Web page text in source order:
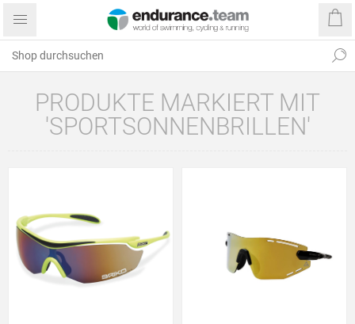
PRODUKTE MARKIERT MIT
'SPORTSONNENBRILLEN'